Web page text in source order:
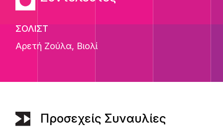
ΣΟΛΙΣΤ
Αρετή Ζούλα, Βιολί
Προσεχείς Συναυλίες